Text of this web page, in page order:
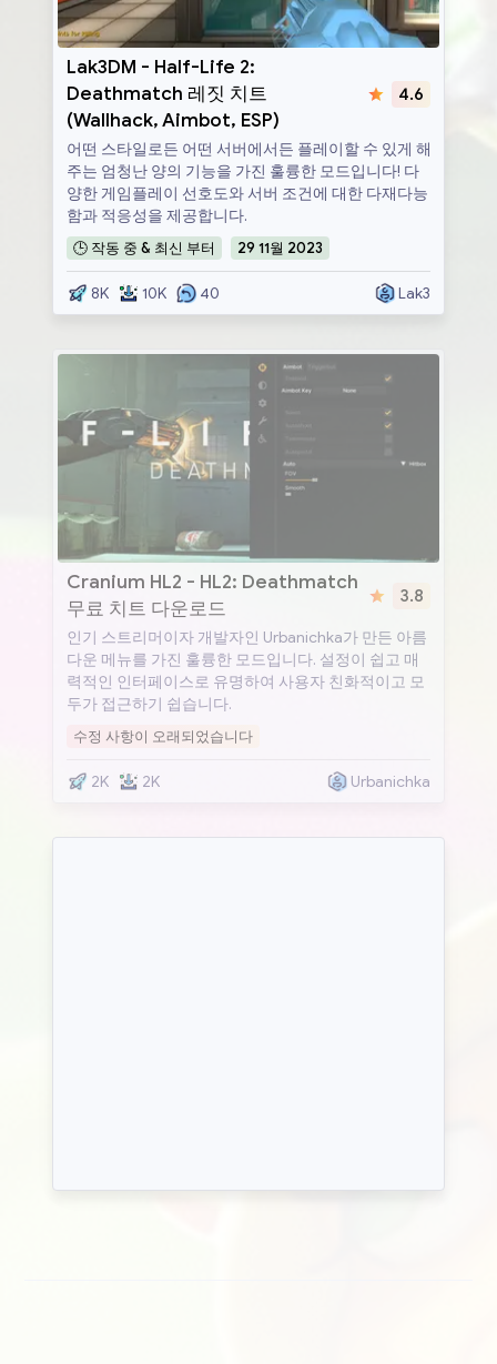
Lak3DM
Lak3DM - Half-Life 2:
Deathmatch 레짓 치트
(Wallhack, Aimbot, ESP)
4.6
어떤 스타일로든 어떤 서버에서든 플레이할 수 있게 해
주는 엄청난 양의 기능을 가진 훌륭한 모드입니다! 다
양한 게임플레이 선호도와 서버 조건에 대한 다재다능
함과 적응성을 제공합니다.
🕒 작동 중 & 최신 부터 29 11월 2023
8K 10K 40 Lak3
Cranium HL2
Cranium HL2 - HL2: Deathmatch
무료 치트 다운로드
3.8
인기 스트리머이자 개발자인 Urbanichka가 만든 아름
다운 메뉴를 가진 훌륭한 모드입니다. 설정이 쉽고 매
력적인 인터페이스로 유명하여 사용자 친화적이고 모
두가 접근하기 쉽습니다.
수정 사항이 오래되었습니다
2K 2K Urbanichka